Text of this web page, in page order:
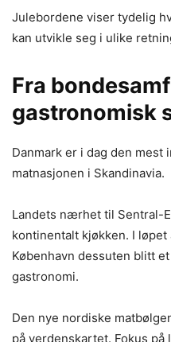
Julebordene viser tydelig
kan utvikle seg i ulike
Fra
gastronomisk
Danmark er i dag den mest
matnasjonen i Skandinavia.
Landets nærhet til Sentral-
kontinentalt kjøkken. I
København dessuten blitt
gastronomi.
Den nye nordiske
på verdenskartet. Fokus på